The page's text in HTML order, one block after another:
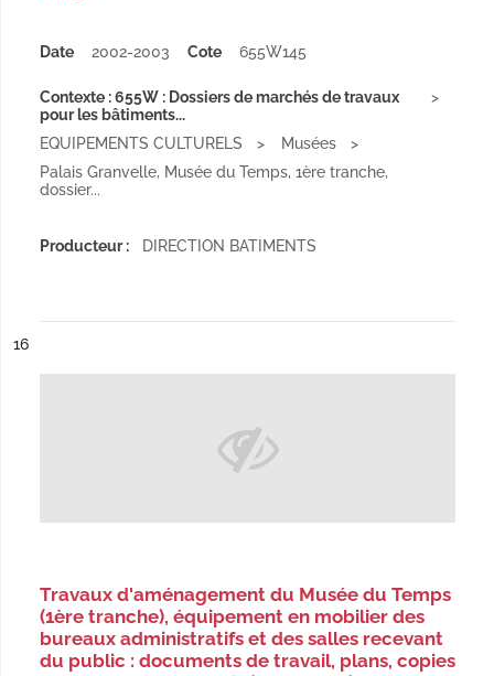
Date 2002-2003 Cote 655W145
Contexte : 655W : Dossiers de marchés de travaux
pour les bâtiments...
EQUIPEMENTS CULTURELS
Musées
Palais Granvelle, Musée du Temps, 1ère tranche,
dossier...
Producteur : DIRECTION BATIMENTS
n°
16
Travaux d'aménagement du Musée du Temps
(1ère tranche), équipement en mobilier des
bureaux administratifs et des salles recevant
du public : documents de travail, plans, copies